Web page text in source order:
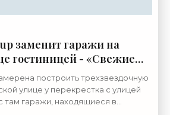
заменит гаражи на
гостиницей - «Свежие
построить трехзвездочную
улице у перекрестка с улицей
там гаражи, находящиеся в